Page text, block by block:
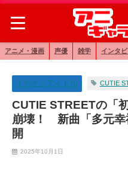
アニメ・漫画 声優 雑学 インタ
イチオシアイドル CUTIE
CUTIE STREETの「
崩壊！ 新曲「多元幸
開
2025年10月1日